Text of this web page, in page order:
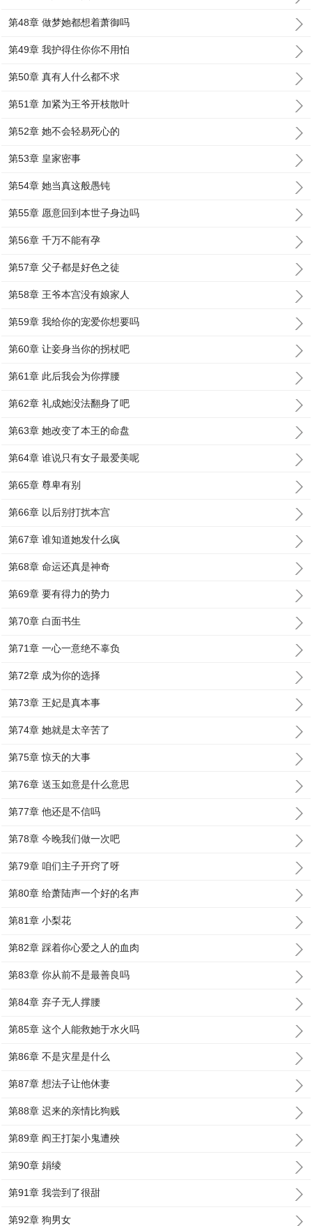
第48章 做梦她都想着萧御吗
第49章 我护得住你你不用怕
第50章 真有人什么都不求
第51章 加紧为王爷开枝散叶
第52章 她不会轻易死心的
第53章 皇家密事
第54章 她当真这般愚钝
第55章 愿意回到本世子身边吗
第56章 千万不能有孕
第57章 父子都是好色之徒
第58章 王爷本宫没有娘家人
第59章 我给你的宠爱你想要吗
第60章 让妾身当你的拐杖吧
第61章 此后我会为你撑腰
第62章 礼成她没法翻身了吧
第63章 她改变了本王的命盘
第64章 谁说只有女子最爱美呢
第65章 尊卑有别
第66章 以后别打扰本宫
第67章 谁知道她发什么疯
第68章 命运还真是神奇
第69章 要有得力的势力
第70章 白面书生
第71章 一心一意绝不辜负
第72章 成为你的选择
第73章 王妃是真本事
第74章 她就是太辛苦了
第75章 惊天的大事
第76章 送玉如意是什么意思
第77章 他还是不信吗
第78章 今晚我们做一次吧
第79章 咱们主子开窍了呀
第80章 给萧陆声一个好的名声
第81章 小梨花
第82章 踩着你心爱之人的血肉
第83章 你从前不是最善良吗
第84章 弃子无人撑腰
第85章 这个人能救她于水火吗
第86章 不是灾星是什么
第87章 想法子让他休妻
第88章 迟来的亲情比狗贱
第89章 阎王打架小鬼遭殃
第90章 娟绫
第91章 我尝到了很甜
第92章 狗男女